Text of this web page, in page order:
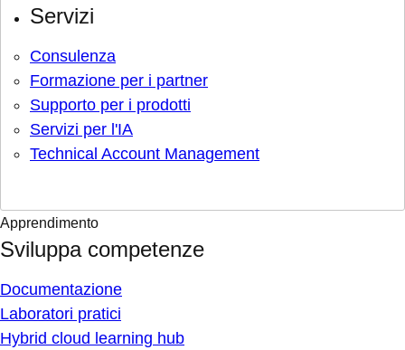
Servizi
Consulenza
Formazione per i partner
Supporto per i prodotti
Servizi per l'IA
Technical Account Management
Apprendimento
Sviluppa competenze
Documentazione
Laboratori pratici
Hybrid cloud learning hub